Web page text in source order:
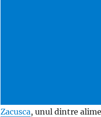
Zacusca, unul dintre